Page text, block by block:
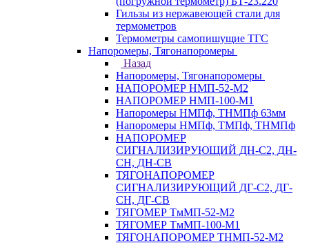
Гильзы из нержавеющей стали для
термометров
Термометры самопишущие ТГС
Напоромеры, Тягонапоромеры
Назад
Напоромеры, Тягонапоромеры
НАПОРОМЕР НМП-52-М2
НАПОРОМЕР НМП-100-М1
Напоромеры НМПф, ТНМПф 63мм
Напоромеры НМПф, ТМПф, ТНМПф
НАПОРОМЕР
СИГНАЛИЗИРУЮЩИЙ ДН-С2, ДН-
СН, ДН-СВ
ТЯГОНАПОРОМЕР
СИГНАЛИЗИРУЮЩИЙ ДГ-С2, ДГ-
СН, ДГ-СВ
ТЯГОМЕР ТмМП-52-М2
ТЯГОМЕР ТмМП-100-М1
ТЯГОНАПОРОМЕР ТНМП-52-М2